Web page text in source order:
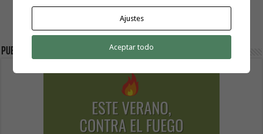
Publicidad
Ajustes
Aceptar todo